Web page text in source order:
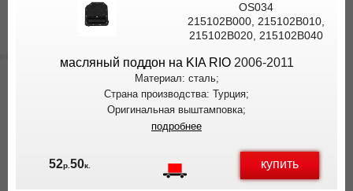
OS034
215102B000, 215102B010,
215102B020, 215102B040
масляный поддон на KIA RIO2006-2011
Материал: сталь;
Страна производства: Турция;
Оригинальная выштамповка;
подробнее
52р.50к. купить